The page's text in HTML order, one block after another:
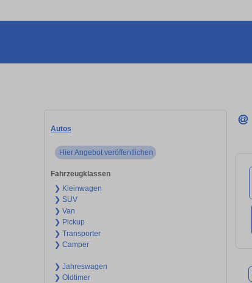
Autos
Hier Angebot veröffentlichen
Fahrzeugklassen
❯ Kleinwagen
❯ SUV
❯ Van
❯ Pickup
❯ Transporter
❯ Camper
❯ Jahreswagen
❯ Oldtimer